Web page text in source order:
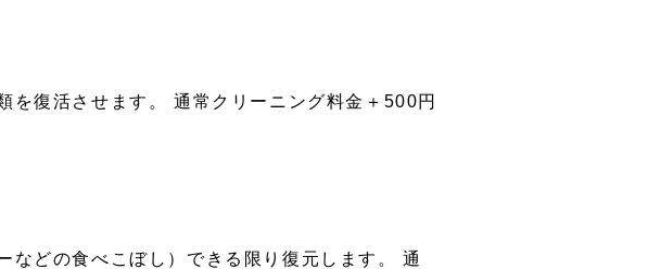
を復活させます。 通常クリーニング料金＋500円
などの食べこぼし）できる限り復元します。 通